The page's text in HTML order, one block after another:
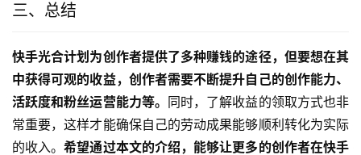
三、总结
快手光合计划为创作者提供了多种赚钱的途径，但要想在其
中获得可观的收益，创作者需要不断提升自己的创作能力、
活跃度和粉丝运营能力等。 同时，了解收益的领取方式也非
常重要，这样才能确保自己的劳动成果能够顺利转化为实际
的收入。希望通过本文的介绍，能够让更多的创作者在快手